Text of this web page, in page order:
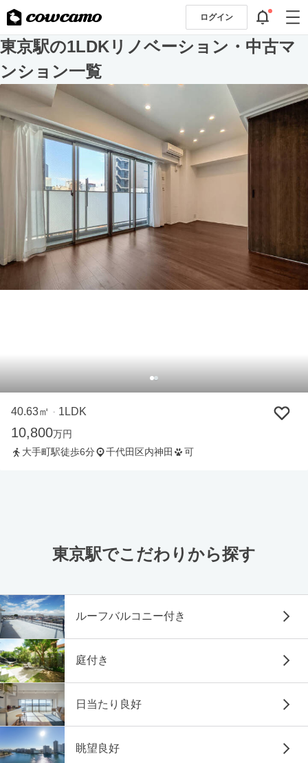
ログイン
東京駅の1LDKリノベーション・中古マ
ンション一覧
40.63㎡ ・ 1LDK
10,800万円
大手町駅徒歩6分
千代田区内神田 可
東京駅でこだわりから探す
ルーフバルコニー付き
庭付き
日当たり良好
眺望良好